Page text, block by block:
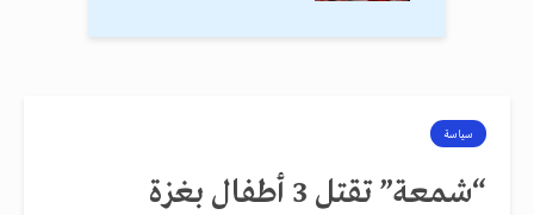
سياسة
“شمعة” تقتل 3 أطفال بغزة